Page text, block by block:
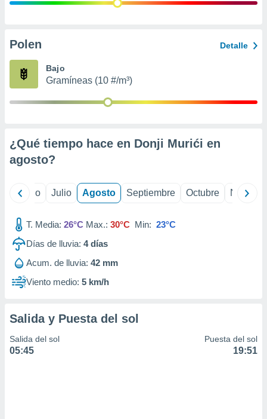
publicidad
de
Polen Detalle
Bajo
Gramíneas (10 #/m³)
¿Qué tiempo hace en Donji Murići en
agosto?
Junio Julio Agosto Septiembre Octubre
T. Media: 26°C Max.: 30°C Min: 23°C
Días de lluvia: 4días
Acum. de lluvia: 42 mm
Viento medio: 5 km/h
Salida y Puesta del sol
Salida del sol
05:45
Puesta del sol
19:51